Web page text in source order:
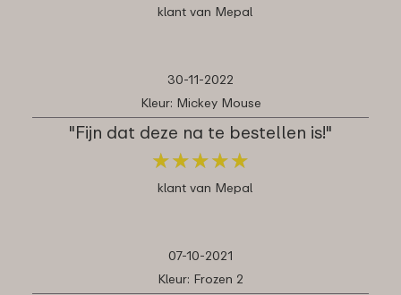
klant van Mepal
30-11-2022
Kleur: Mickey Mouse
"Fijn dat deze na te bestellen is!"
★★★★★
★★★★★
klant van Mepal
07-10-2021
Kleur: Frozen 2